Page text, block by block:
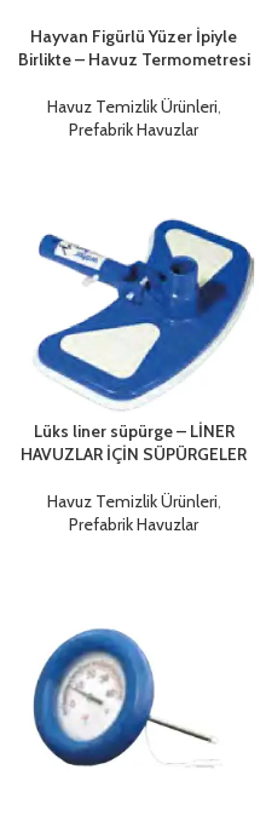
Hayvan Figürlü Yüzer İpiyle
Birlikte – Havuz Termometresi
Havuz Temizlik Ürünleri
Prefabrik Havuzlar
Lüks liner süpürge – LİNER
HAVUZLAR İÇİN SÜPÜRGELER
Havuz Temizlik Ürünleri,
Prefabrik Havuzlar